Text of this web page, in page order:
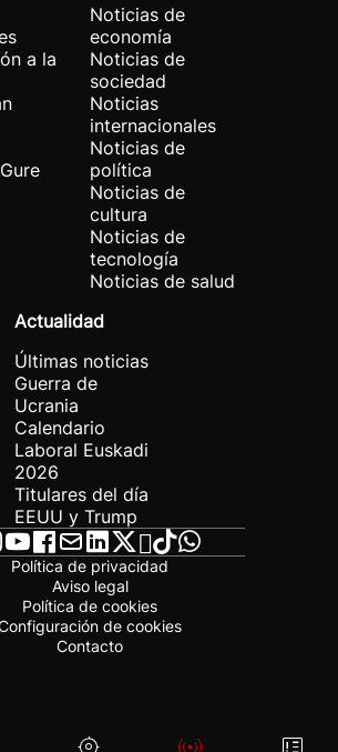
a la
Noticias de
economía
Noticias de
sociedad
Noticias
internacionales
Noticias de
política
Noticias de
cultura
Noticias de
tecnología
Noticias de salud
Actualidad
Últimas noticias
Guerra de
Ucrania
Calendario
Laboral Euskadi
2026
Titulares del día
EEUU y Trump
Política de privacidad
Aviso legal
Política de cookies
de cookies
Contacto